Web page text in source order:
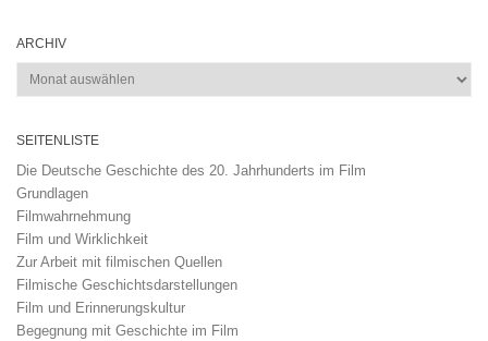
ARCHIV
Archiv
SEITENLISTE
Die Deutsche Geschichte des 20. Jahrhunderts im Film
Grundlagen
Filmwahrnehmung
Film und Wirklichkeit
Zur Arbeit mit filmischen Quellen
Filmische Geschichtsdarstellungen
Film und Erinnerungskultur
Begegnung mit Geschichte im Film